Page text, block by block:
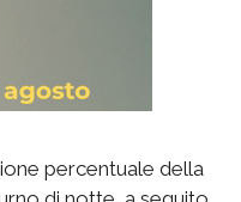
percentuale della